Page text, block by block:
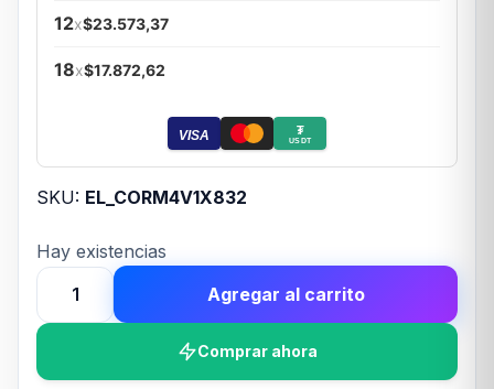
12x$23.573,37
18x$17.872,62
VISA ₮
USDT
SKU: EL_CORM4V1X832
Hay existencias
Memoria
Ram
Agregar al carrito
Comprar ahora